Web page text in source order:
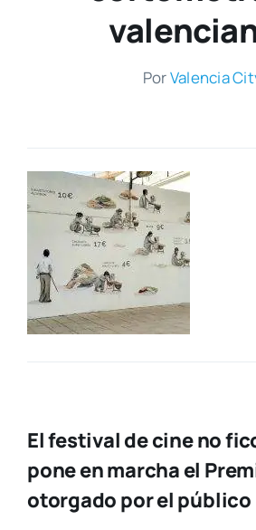
PorValen­cia
El festival de cine no
pone en marcha el
otorgado por el público